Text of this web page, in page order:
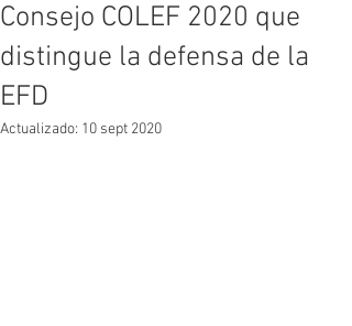
Consejo COLEF 2020 que
distingue la defensa de la
EFD
Actualizado: 10 sept 2020